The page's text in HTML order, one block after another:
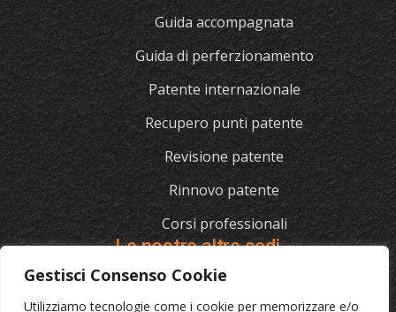
Gestisci Consenso Cookie
Utilizziamo tecnologie come i cookie per memorizzare e/o
Guida accompagnata
Guida di perferzionamento
Patente internazionale
Recupero punti patente
Revisione patente
Rinnovo patente
Corsi professionali
Le nostre altre sedi